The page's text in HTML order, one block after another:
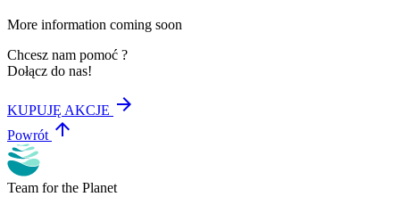
More information coming soon
Chcesz nam pomoć ?
Dołącz do nas!
KUPUJĘ AKCJE arrow_forward
Powrót arrow_upward
Team for the Planet